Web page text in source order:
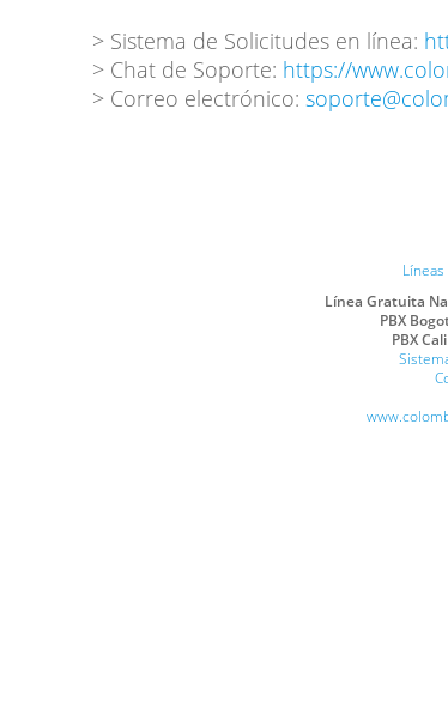
> Sistema de Solicitudes en línea:
> Chat de Soporte: https://
> Correo electrónico:
Línea Gratuita
PBX
PBX Cali